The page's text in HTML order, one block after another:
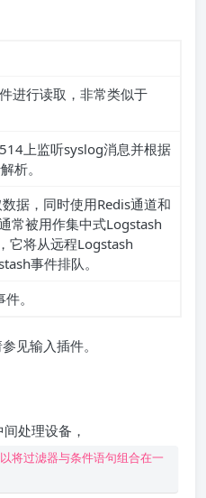
进行读取，非常类似于
上监听syslog消息并根据
析。
据，同时使用Redis通道和
常被用作集中式Logstash
它将从远程Logstash
事件排队。
。
见输入插件。
处理设备，
将过滤器与条件语句组合在一